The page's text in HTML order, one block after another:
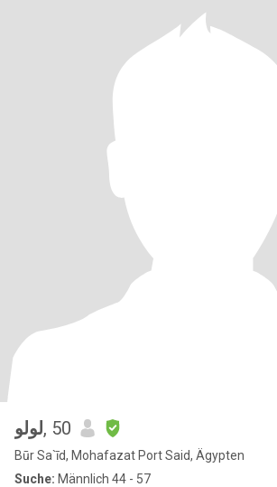
لولو, 50
Būr Sa`īd, Mohafazat Port Said, Ägypten
Suche: Männlich 44 - 57